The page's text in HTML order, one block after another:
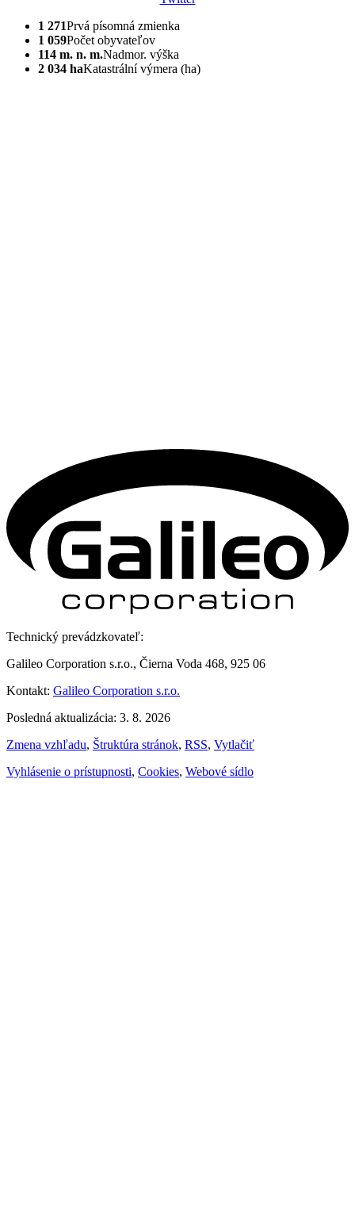
1 271Prvá písomná zmienka
1 059Počet obyvateľov
114 m. n. m.Nadmor. výška
2 034 haKatastrální výmera (ha)
Technický prevádzkovateľ:
Galileo Corporation s.r.o., Čierna Voda 468, 925 06
Kontakt: Galileo Corporation s.r.o.
Posledná aktualizácia: 3. 8. 2026
Zmena vzhľadu, Štruktúra stránok, RSS, Vytlačiť
Vyhlásenie o prístupnosti, Cookies, Webové sídlo